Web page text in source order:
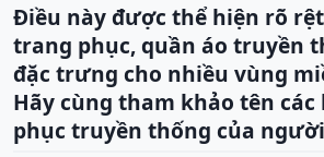
Điều này được thể hiện rõ
trang phục, quần áo truyền
đặc trưng cho nhiều vùng
Hãy cùng tham khảo tên
phục truyền thống của